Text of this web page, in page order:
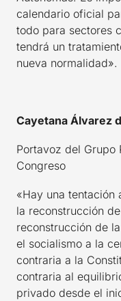
calendario oficial
todo para sectores
tendrá un
nueva normalidad».
Cayetana Álvarez
Portavoz del Grupo
Congreso
«Hay una tentación
la reconstrucción
reconstrucción de
el socialismo a la
contraria a la
contraria al
privado desde el